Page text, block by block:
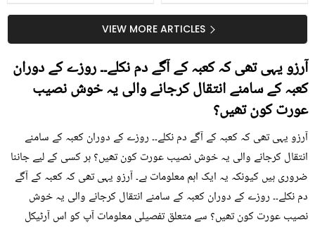
کیوں کھانا چاہیے؟
سستا اور قدرتی حلVIEW MORE ARTICLES
آرزو یہی تھی کہ کعبہ کے آگے دم نکلے۔۔ روزے کے دوران
کعبہ کے سامنے انتقال کرجانے والی یہ خوش نصیب
عورت کون تھیں؟
آرزو یہی تھی کہ کعبہ کے آگے دم نکلے۔۔ روزے کے دوران کعبہ کے سامنے
انتقال کرجانے والی یہ خوش نصیب عورت کون تھیں؟ ہر کسی کے لیے جاننا
ضروری ہیں کیونکہ یہ ایک اہم معلومات ہے۔ آرزو یہی تھی کہ کعبہ کے آگے
دم نکلے۔۔ روزے کے دوران کعبہ کے سامنے انتقال کرجانے والی یہ خوش
نصیب عورت کون تھیں؟ سے متعلق تفصیلی معلومات آپ کو اس آرٹیکل